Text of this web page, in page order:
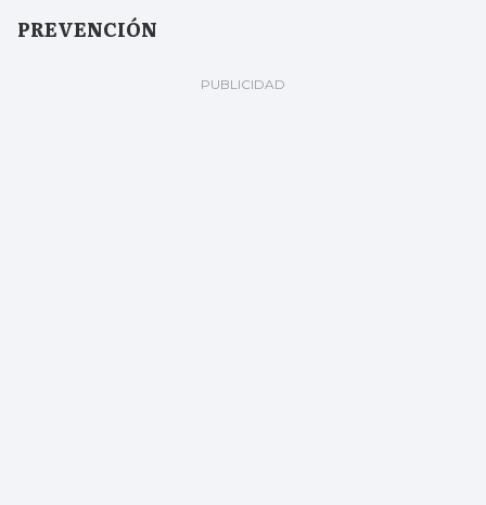
PREVENCIÓN